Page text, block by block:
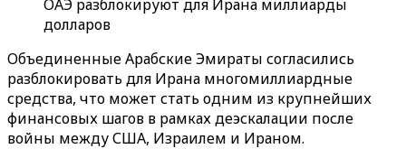
ОАЭ разблокируют для Ирана миллиарды
долларов
Объединенные Арабские Эмираты согласились
разблокировать для Ирана многомиллиардные
средства, что может стать одним из крупнейших
финансовых шагов в рамках деэскалации после
войны между США, Израилем и Ираном.